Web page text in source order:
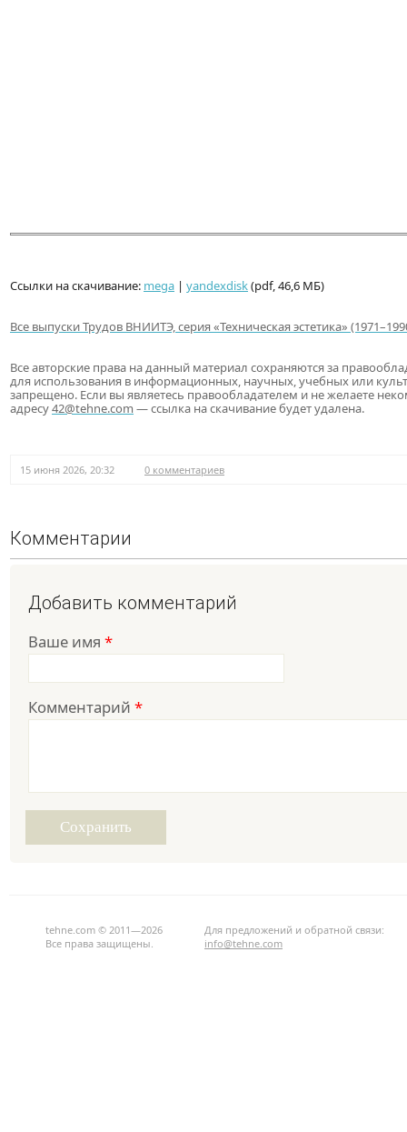
Ссылки на скачивание: mega | yandexdisk(pdf, 46,6 МБ)
Все выпуски Трудов ВНИИТЭ, серия «Техническая эстетика»
Все авторские права на данный материал сохраняются за
для использования в информационных, научных, учебных или
запрещено. Если вы являетесь правообладателем и не желаете
адресу42@tehne.com — ссылка на скачивание будет удалена.
15 июня 2026, 20:32 0 комментариев
Комментарии
Добавить комментарий
Ваше имя *
Комментарий *
tehne.com © 2011—2026
Все права защищены.
Для предложений и обратной связи:
info@tehne.com